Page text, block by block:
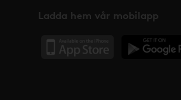
Ladda hem vår mobilapp